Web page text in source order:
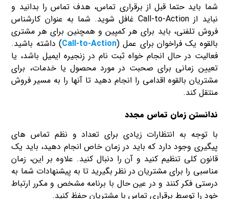
شما باید حتما قبل از برقراری تماس، هدف تماس را بدانید و
نباید از Call-to-Action غافل شوید. شما به عنوان کارشناس
فروش تلفنی، باید برای هر کمپین و همچنین برای هر مشتری
بالقوه یک فراخوان برای عمل (Call-to-Action) داشته باشید.
فعالیت در حال انجام خواه ثبت نام در زنجیره ایمیل باشد، یا
تعیین زمانی برای صحبت در مورد محصول یا خدمات، برای
مشتریان بالقوه اقدامی را انجام دهید تا آنها را به مسیر فروش
منتقل کند.
ندانستن زمان تماس مجدد
با توجه به انتظارات زیادی برای تعداد و نظم تماس های
پیگیری وجود دارد که باید در زمان خاص انجام دهید، باید یک
قانون کلی تنظیم کنید و آن را دنبال کنید. علاوه بر این، زمان
مناسبی را برای مشتریان در نظر بگیرید تا به پیشنهادات شما به
درستی فکر کنند و در عین حال با برنامه مشخص و مکرر ارتباط
خود را توسط برقراری تماس با مشتریان حفظ کنید.